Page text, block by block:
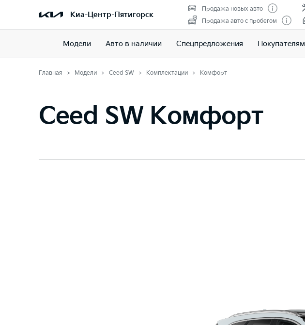
Киа-Центр-Пятигорск
Продажа новых авто
Продажа авто с пробегом
Модели Авто в наличии Спецпредложения Покупателям
Главная Модели Ceed SW Комплектации Комфорт
Ceed SW Комфорт